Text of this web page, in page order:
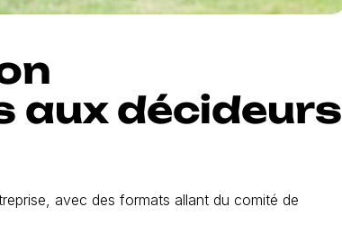
aux décideurs
avec des formats allant du comité de